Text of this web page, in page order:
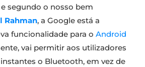
segundo o nosso bem
Rahman, a Google está a
funcionalidade para o Android
vai permitir aos utilizadores
o Bluetooth, em vez de